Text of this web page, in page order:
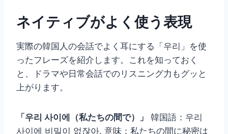
ネイティブがよく使う表現
実際の韓国人の会話でよく耳にする「우리」を使
ったフレーズを紹介します。これを知っておく
と、ドラマや日常会話でのリスニング力もグッと
上がります。
「우리 사이에（私たちの間で）」
韓国語：우리
사이에 비밀이 없잖아. 意味：私たちの間に秘密は